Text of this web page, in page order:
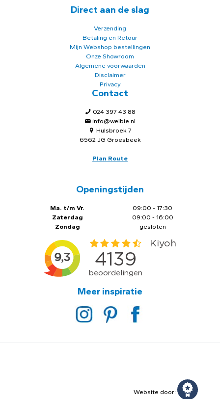
Direct aan de slag
Verzending
Betaling en Retour
Mijn Webshop bestellingen
Onze Showroom
Algemene voorwaarden
Disclaimer
Privacy
Contact
024 397 43 88
info@welbie.nl
Hulsbroek 7
6562 JG Groesbeek
Plan Route
Openingstijden
Ma. t/m Vr.
Zaterdag
Zondag
09:00 - 17:30
09:00 - 16:00
gesloten
Meer inspiratie
Website door: